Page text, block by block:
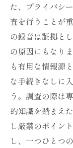
た、プライバシ
査を行うことが
の録音は証拠と
の原因にもなり
も有用な情報源
な手続きなしに
う。調査の際は
的知識を踏まえ
し厳禁のポイン
し、一つひとつ